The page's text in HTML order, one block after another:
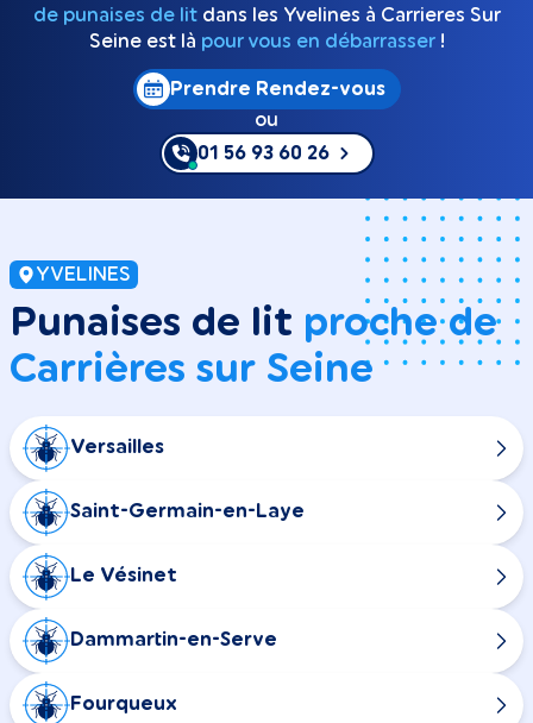
de punaises de litdans les Yvelines à Carrieres Sur
Seine est là pour vous en débarrasser!
Prendre Rendez-vous
ou
01 56 93 60 26
YVELINES
Punaises de lit proche de
Carrières sur Seine
Versailles
Saint-Germain-en-Laye
Le Vésinet
Dammartin-en-Serve
Fourqueux